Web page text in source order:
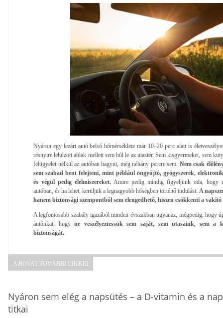
Nyáron egy lezárt autó belső hőmérséklete már 10–20 perc alatt is
résnyire lehúzott ablak mellett sem hűl le az utastér. Sem kisgyermeket, sem
felügyelet nélkül az autóban hagyni, még néhány percre sem. Nem csak
sem szabad bent felejteni, mint például öngyújtó, gyógyszerek,
és végül pedig élelmiszereket. Amire pedig mindig figyeljünk oda, hogy
autóban, és ha lehet, kerüljük a legnagyobb hőségben történő indulást. A
hanem biztonsági szempontból sem elengedhető, hiszen csökkenti a
A legfontosabb szabály igazából minden évszakban ugyanaz, mégpedig, hogy
autónkat, hogyne veszélyeztessük sem saját, sem utasaink, sem a
biztonságát.
A ROVAT TOVÁBBI CIKKEI
Nyáron sem elég a napsütés – a D-vitamin és a
titkai